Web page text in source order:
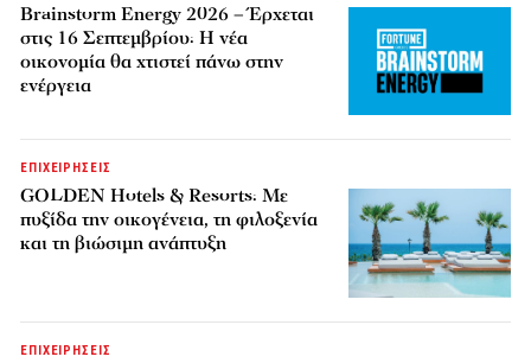
Brainstorm Energy 2026 – Έρχεται
στις 16 Σεπτεμβρίου: Η νέα
οικονομία θα χτιστεί πάνω στην
ενέργεια
ΕΠΙΧΕΙΡΗΣΕΙΣ
GOLDEN Hotels & Resorts: Με
πυξίδα την οικογένεια, τη φιλοξενία
και τη βιώσιμη ανάπτυξη
ΕΠΙΧΕΙΡΗΣΕΙΣ